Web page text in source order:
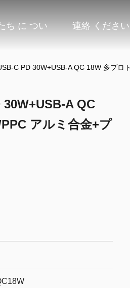
ち に つい 連絡 ください
C PD 30W+USB-A QC 18W 多プ
A QC
アルミ合金+プ